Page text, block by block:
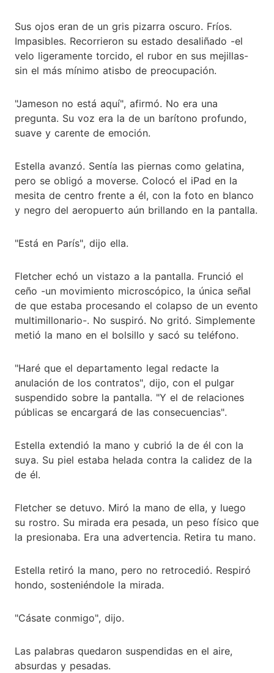
Sus ojos eran de un gris pizarra oscuro. Fríos.
Impasibles. Recorrieron su estado desaliñado -el
velo ligeramente torcido, el rubor en sus mejillas-
sin el más mínimo atisbo de preocupación.
"Jameson no está aquí", afirmó. No era una
pregunta. Su voz era la de un barítono profundo,
suave y carente de emoción.
Estella avanzó. Sentía las piernas como gelatina,
pero se obligó a moverse. Colocó el iPad en la
mesita de centro frente a él, con la foto en blanco
y negro del aeropuerto aún brillando en la pantalla.
"Está en París", dijo ella.
Fletcher echó un vistazo a la pantalla. Frunció el
ceño -un movimiento microscópico, la única señal
de que estaba procesando el colapso de un evento
multimillonario-. No suspiró. No gritó. Simplemente
metió la mano en el bolsillo y sacó su teléfono.
"Haré que el departamento legal redacte la
anulación de los contratos", dijo, con el pulgar
suspendido sobre la pantalla. "Y el de relaciones
públicas se encargará de las consecuencias".
Estella extendió la mano y cubrió la de él con la
suya. Su piel estaba helada contra la calidez de la
de él.
Fletcher se detuvo. Miró la mano de ella, y luego
su rostro. Su mirada era pesada, un peso físico que
la presionaba. Era una advertencia. Retira tu mano.
Estella retiró la mano, pero no retrocedió. Respiró
hondo, sosteniéndole la mirada.
"Cásate conmigo", dijo.
Las palabras quedaron suspendidas en el aire,
absurdas y pesadas.